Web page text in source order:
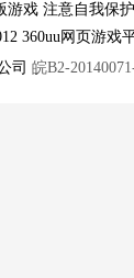
戏 注意自我保
360uu网页游
司 皖B2-